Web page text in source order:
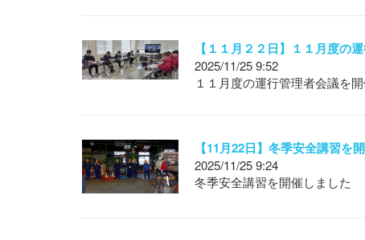
【１１月２２日】１１月度の
2025/11/25 9:52
１１月度の運行管理者会議を開
【11月22日】冬季安全講習を
2025/11/25 9:24
冬季安全講習を開催しました